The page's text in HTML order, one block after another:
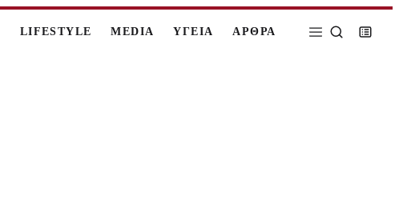
LIFESTYLE MEDIA ΥΓΕΙΑ ΑΡΘΡΑ